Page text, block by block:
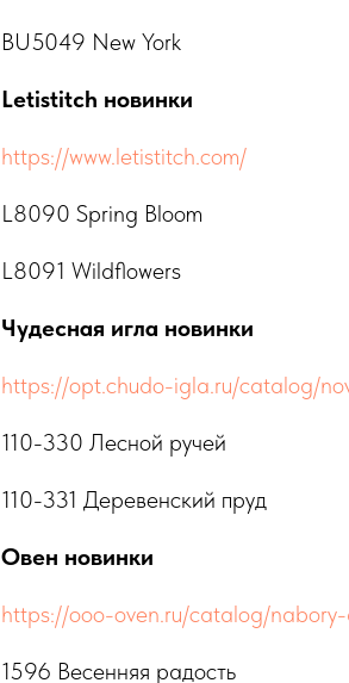
BU5049 New York
Letistitch новинки
https://www.letistitch.com/
L8090 Spring Bloom
L8091 Wildflowers
Чудесная игла новинки
https://opt.chudo-igla.ru/catalog/
110-330 Лесной ручей
110-331 Деревенский пруд
Овен новинки
https://ooo-oven.ru/catalog/
1596 Весенняя радость